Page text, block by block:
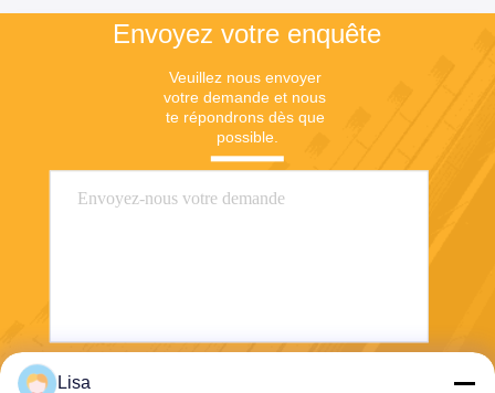
Envoyez votre enquête
Veuillez nous envoyer
votre demande et nous
te répondrons dès que
possible.
Lisa